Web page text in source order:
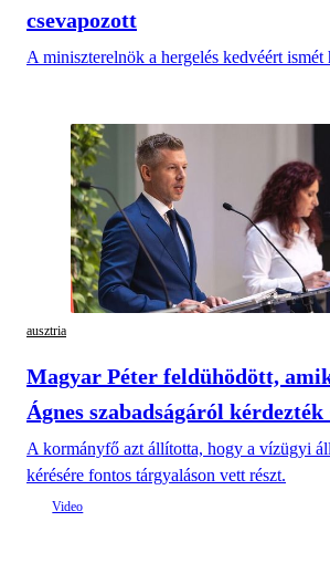
csevapozott
A miniszterelnök a hergelés kedvéért ismét
ausztria
Magyar Péter feldühödött,
Ágnes szabadságáról kérdezték
A kormányfő azt állította, hogy a vízügyi
kérésére fontos tárgyaláson vett részt.